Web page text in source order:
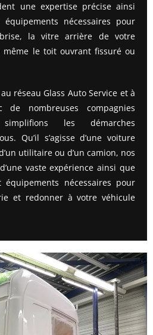
une expertise précise ainsi
nécessaires pour
la vitre arrière de votre
même le toit ouvrant fissuré ou
réseau Glass Auto Service et à
de nombreuses compagnies
les démarches
Qu’il s’agisse d’une voiture
utilitaire ou d’un camion, nos
vaste expérience ainsi que
nécessaires pour
et redonner à votre véhicule